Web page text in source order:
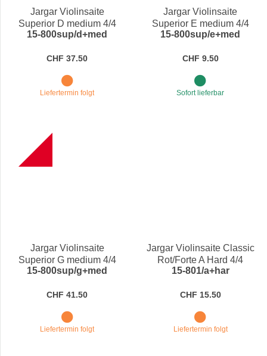
Jargar Violinsaite
Superior D medium 4/4
15-800sup/d+med
CHF 37.50
Liefertermin folgt
Jargar Violinsaite
Superior E medium 4/4
15-800sup/e+med
CHF 9.50
Sofort lieferbar
Jargar Violinsaite
Superior G medium 4/4
15-800sup/g+med
CHF 41.50
Liefertermin folgt
Jargar Violinsaite Classic
Rot/Forte A Hard 4/4
15-801/a+har
CHF 15.50
Liefertermin folgt